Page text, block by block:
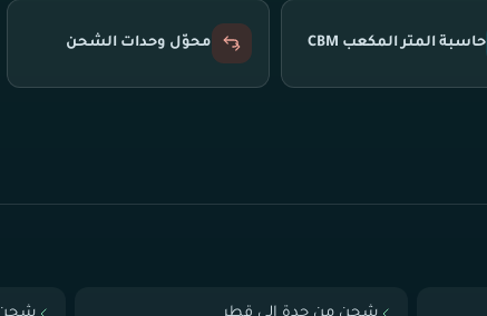
حاسبة المتر المكعب CBM محوّل وحدات الشحن